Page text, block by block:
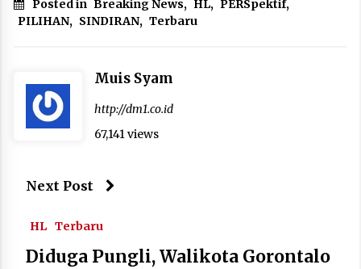
Posted in Breaking News, HL, PERSpektif,
PILIHAN, SINDIRAN, Terbaru
Muis Syam
http://dm1.co.id
67,141 views
Next Post
HL Terbaru
Diduga Pungli, Walikota Gorontalo